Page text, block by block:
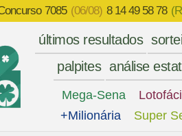
7085 (06/08) 8 14 49 58 78
últimos resultados
palpites análise
Mega-Sena Lotofácil
+Milionária
Super